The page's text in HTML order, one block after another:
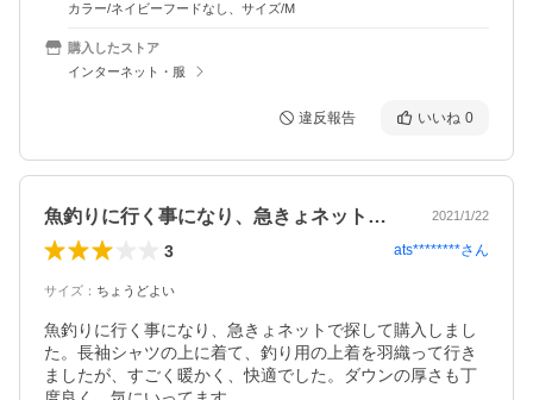
カラー/ネイビーフードなし、サイズ/M
購入したストア
インターネット・服
違反報告 いいね 0
魚釣りに行く事になり、急きょネットで探… 2021/1/22
3 ats********さん
サイズ ： ちょうどよい
魚釣りに行く事になり、急きょネットで探して購入しまし
た。長袖シャツの上に着て、釣り用の上着を羽織って行き
ましたが、すごく暖かく、快適でした。ダウンの厚さも丁